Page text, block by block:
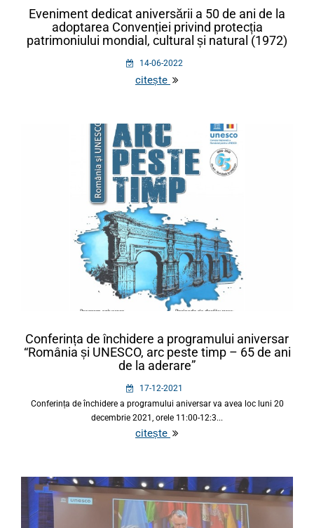
Eveniment dedicat aniversării a 50 de ani de la
adoptarea Convenției privind protecția
patrimoniului mondial, cultural și natural (1972)
14-06-2022
citește
Conferința de închidere a programului aniversar
“România și UNESCO, arc peste timp – 65 de ani
de la aderare”
17-12-2021
Conferința de închidere a programului aniversar va avea loc luni 20
decembrie 2021, orele 11:00-12:3...
citește